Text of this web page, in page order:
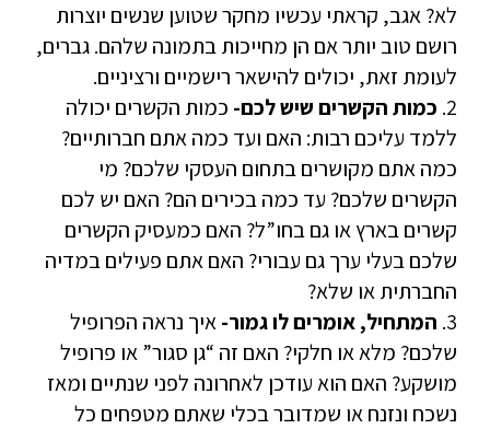
לא? אגב, קראתי עכשיו מחקר שטוען שנשים יוצרות
רושם טוב יותר אם הן מחייכות בתמונה שלהם. גברים,
לעומת זאת, יכולים להישאר רישמיים ורציניים.
2. כמות הקשרים שיש לכם- כמות הקשרים יכולה
ללמד עליכם רבות: האם ועד כמה אתם חברותיים?
כמה אתם מקושרים בתחום העסקי שלכם? מי
הקשרים שלכם? עד כמה בכירים הם? האם יש לכם
קשרים בארץ או גם בחו”ל? האם כמעסיק הקשרים
שלכם בעלי ערך גם עבורי? האם אתם פעילים במדיה
החברתית או שלא?
3. המתחיל, אומרים לו גמור-איך נראה הפרופיל
שלכם? מלא או חלקי? האם זה “גן סגור” או פרופיל
מושקע? האם הוא עודכן לאחרונה לפני שנתיים ומאז
נשכח ונזנח או שמדובר בכלי שאתם מטפחים כל